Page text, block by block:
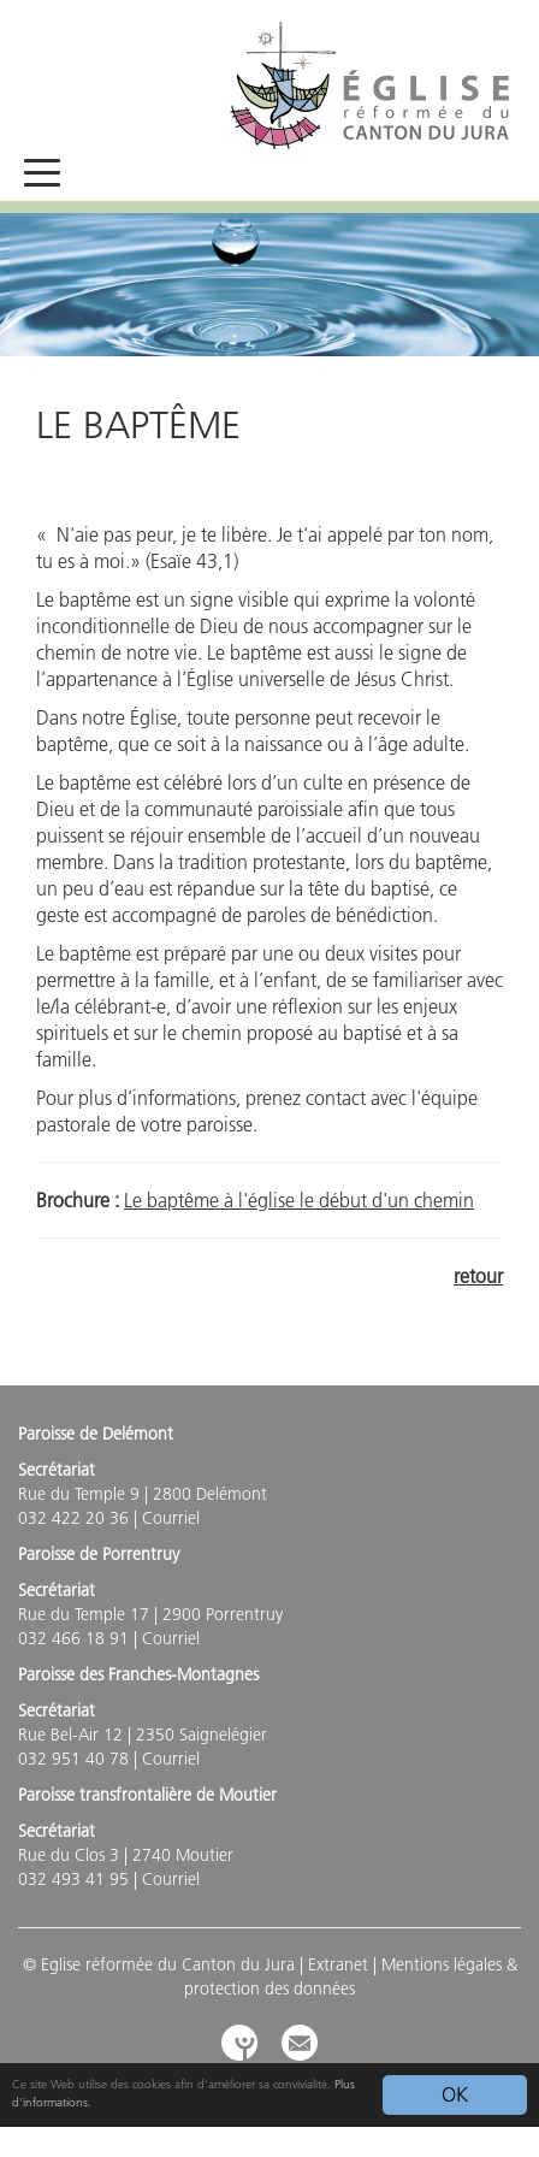
OK
Ce site Web utilise des cookies afin d'améliorer sa convivialité. Plus
d'informations.
LE BAPTÊME
« N'aie pas peur, je te libère. Je t'ai appelé par ton nom,
tu es à moi.» (Esaïe 43,1)
Le baptême est un signe visible qui exprime la volonté
inconditionnelle de Dieu de nous accompagner sur le
chemin de notre vie. Le baptême est aussi le signe de
l’appartenance à l’Église universelle de Jésus Christ.
Dans notre Église, toute personne peut recevoir le
baptême, que ce soit à la naissance ou à l’âge adulte.
Le baptême est célébré lors d’un culte en présence de
Dieu et de la communauté paroissiale afin que tous
puissent se réjouir ensemble de l’accueil d’un nouveau
membre. Dans la tradition protestante, lors du baptême,
un peu d’eau est répandue sur la tête du baptisé, ce
geste est accompagné de paroles de bénédiction.
Le baptême est préparé par une ou deux visites pour
permettre à la famille, et à l’enfant, de se familiariser avec
le/la célébrant-e, d’avoir une réflexion sur les enjeux
spirituels et sur le chemin proposé au baptisé et à sa
famille.
Pour plus d’informations, prenez contact avec l'équipe
pastorale de votre paroisse.
Brochure : Le baptême à l'église le début d'un chemin
retour
Paroisse de Delémont
Secrétariat
Rue du Temple 9 | 2800 Delémont
032 422 20 36 | Courriel
Paroisse de Porrentruy
Secrétariat
Rue du Temple 17 | 2900 Porrentruy
032 466 18 91 | Courriel
Paroisse des Franches-Montagnes
Secrétariat
Rue Bel-Air 12 | 2350 Saignelégier
032 951 40 78 | Courriel
Paroisse transfrontalière de Moutier
Secrétariat
Rue du Clos 3 | 2740 Moutier
032 493 41 95 | Courriel
© Eglise réformée du Canton du Jura | Extranet| Mentions légales &
protection des données